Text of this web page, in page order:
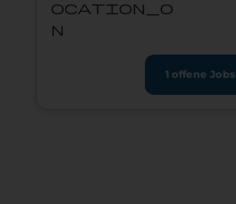
ocation_o
n
1 offene Jobs